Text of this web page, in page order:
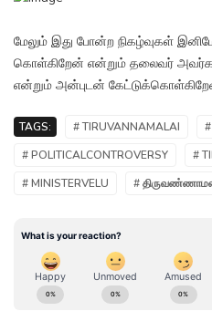
மேலும் இது போன்ற நிகழ்வுகள்
கொள்கிறேன் என்றும் தலைவர்
என்றும் அன்புடன்
TAGS: # TIRUVANNAMALAI
# POLITICALCONTROVERSY
#
# MINISTERVELU
#